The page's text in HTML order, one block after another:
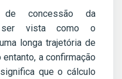
concessão da
ser vista como o
longa trajetória de
a confirmação
que o cálculo